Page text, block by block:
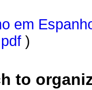
em
pdf )
to